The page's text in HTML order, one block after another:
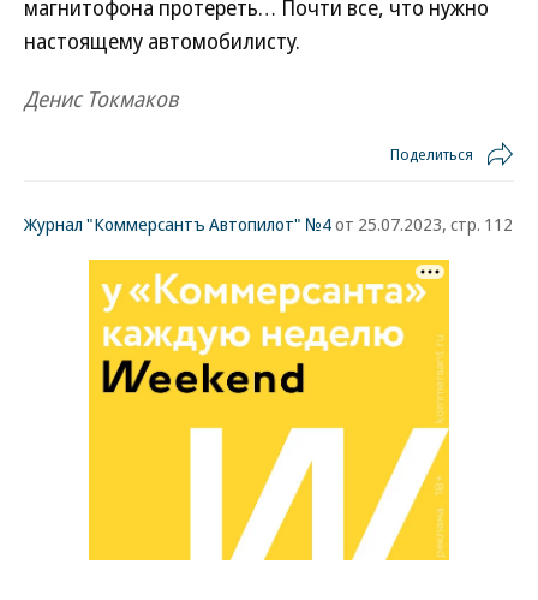
магнитофона протереть… Почти все, что нужно
настоящему автомобилисту.
Денис Токмаков
Поделиться
Журнал "Коммерсантъ Автопилот" №4от 25.07.2023, стр. 112